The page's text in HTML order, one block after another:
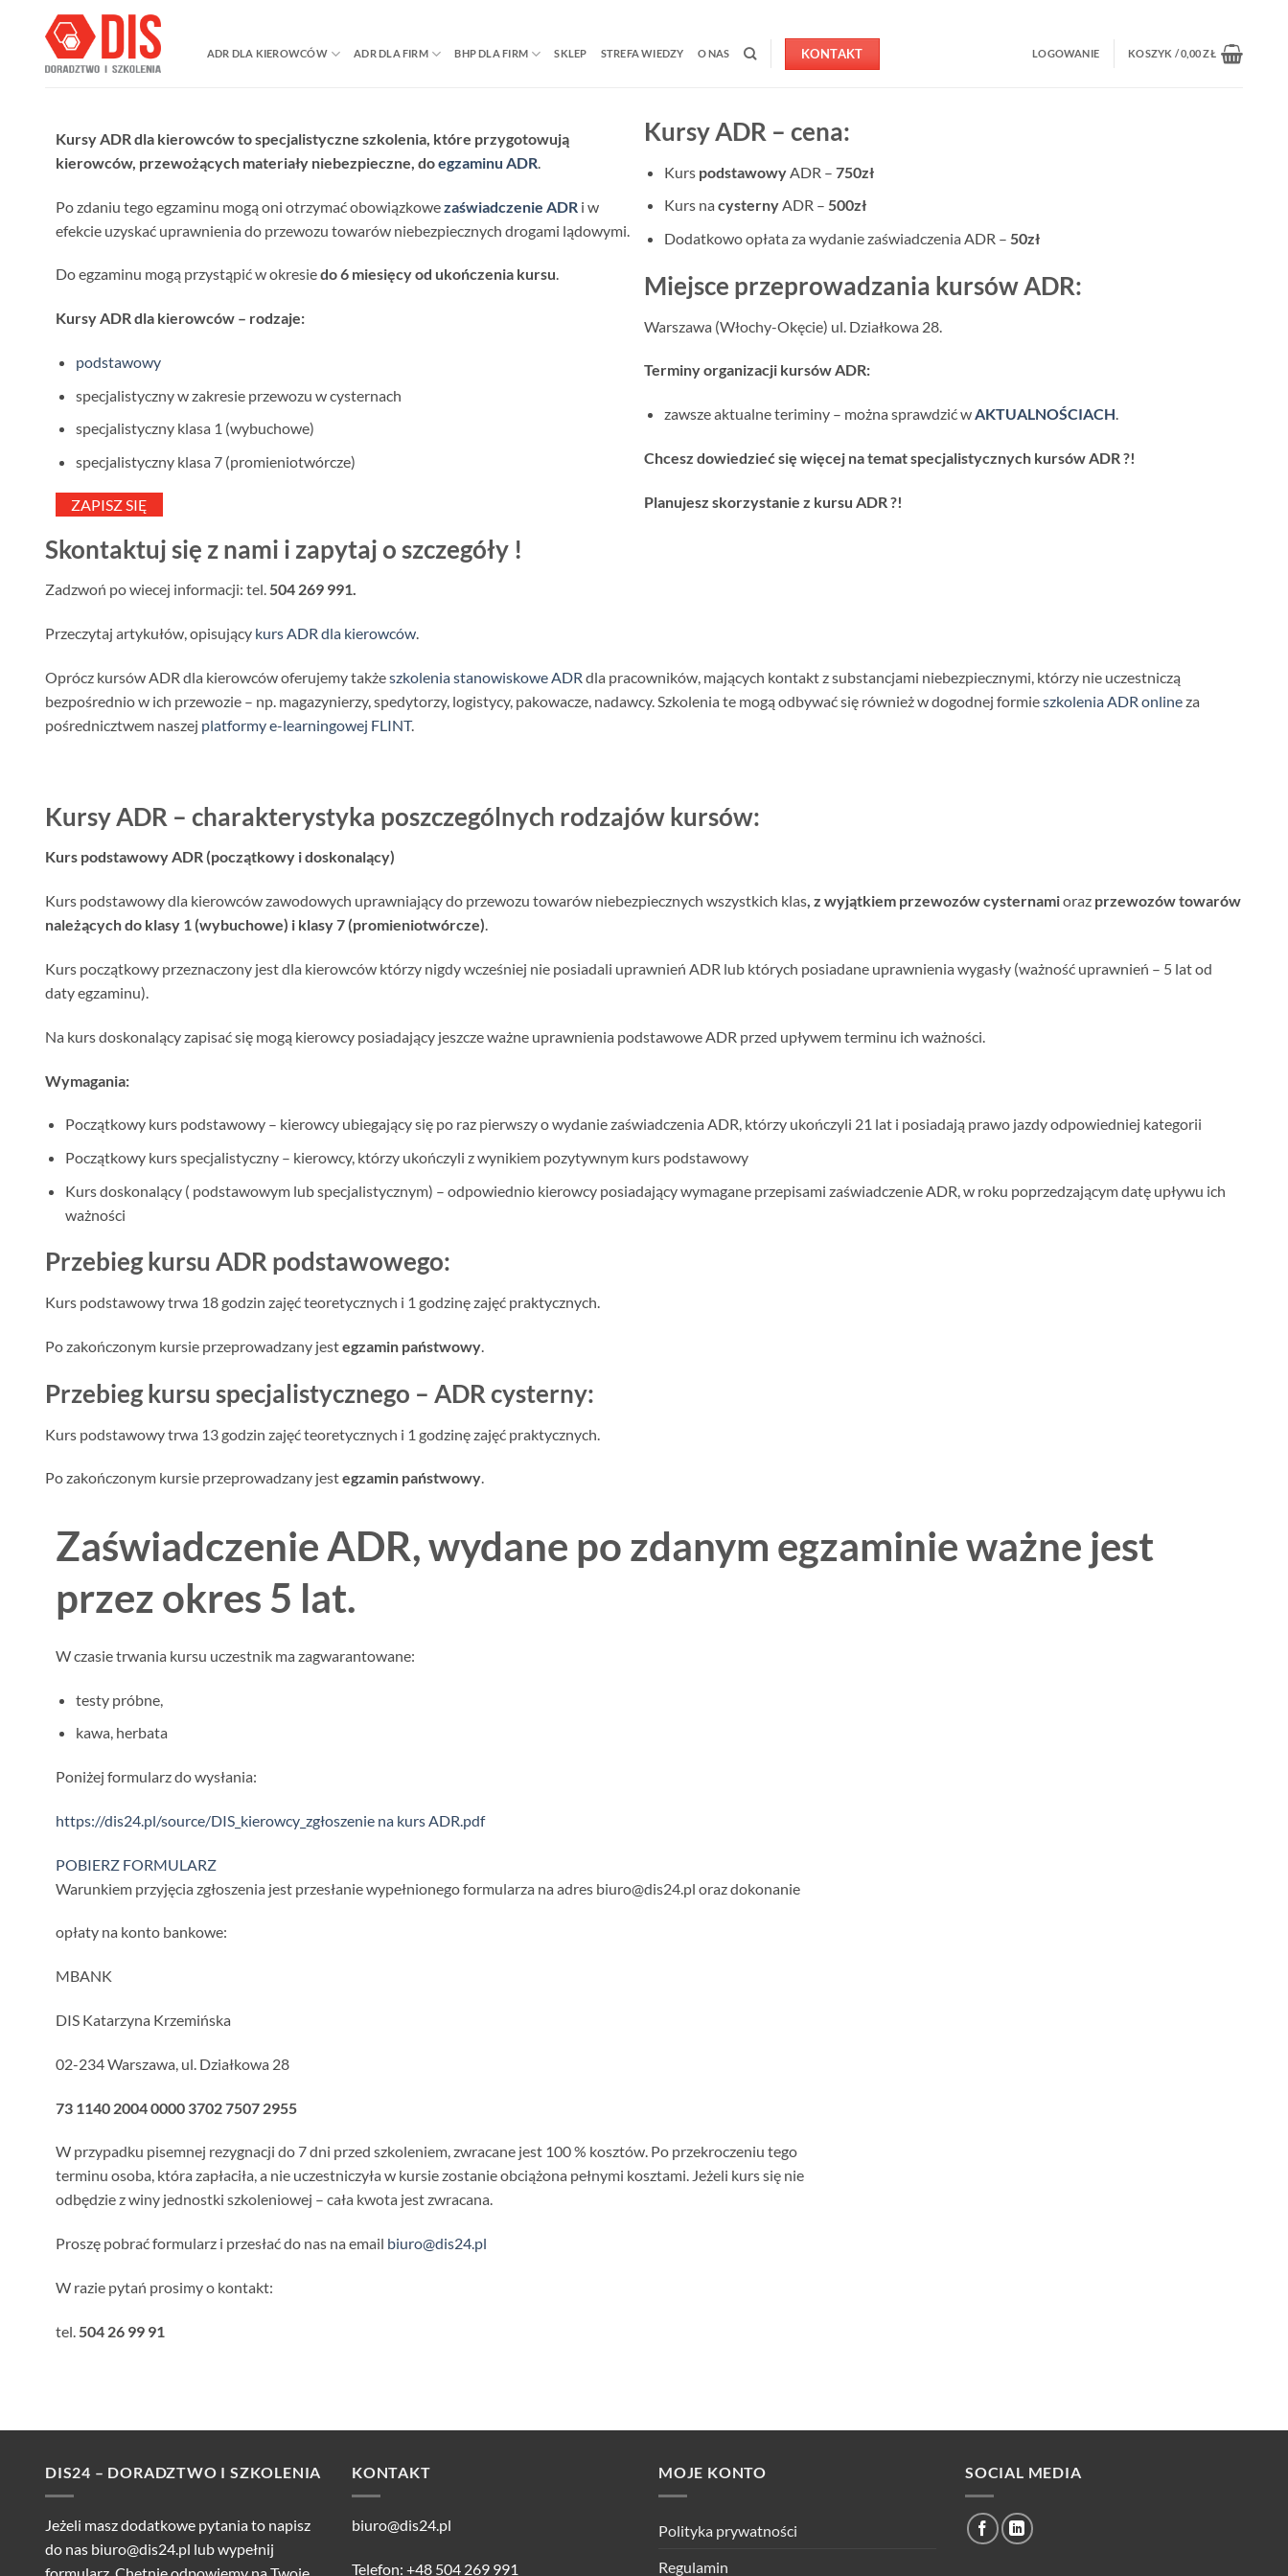
zawartości
ADR DLA KIEROWCÓW ADR DLA FIRM BHP DLA FIRM SKLEP STREFA WIEDZY O NAS KONTAKT LOGOWANIE KOSZYK /0,00ZŁ
Kursy ADR dla kierowców to specjalistyczne szkolenia, które przygotowują
kierowców, przewożących materiały niebezpieczne, doegzaminu ADR.
Po zdaniu tego egzaminu mogą oni otrzymać obowiązkowezaświadczenie ADRi w
efekcie uzyskać uprawnienia do przewozu towarów niebezpiecznych drogami lądowymi.
Do egzaminu mogą przystąpić w okresiedo 6 miesięcy od ukończenia kursu.
Kursy ADR dla kierowców – rodzaje:
podstawowy
specjalistyczny w zakresie przewozu w cysternach
specjalistyczny klasa 1 (wybuchowe)
specjalistyczny klasa 7 (promieniotwórcze)
ZAPISZ SIĘ
Kursy ADR – cena:
Kurs podstawowyADR – 750zł
Kurs na cysternyADR – 500zł
Dodatkowo opłata za wydanie zaświadczenia ADR – 50zł
Miejsce przeprowadzania kursów ADR:
Warszawa (Włochy-Okęcie) ul. Działkowa 28.
Terminy organizacji kursów ADR:
zawsze aktualne teriminy – można sprawdzić wAKTUALNOŚCIACH.
Chcesz dowiedzieć się więcej na temat specjalistycznych kursów ADR ?!
Planujesz skorzystanie z kursu ADR ?!
Skontaktuj się z nami i zapytaj o szczegóły !
Zadzwoń po wiecej informacji: tel.504 269 991.
Przeczytaj artykułów, opisujący kurs ADR dla kierowców.
Oprócz kursów ADR dla kierowców oferujemy takżeszkolenia stanowiskowe ADR dla pracowników, mających kontakt z substancjami niebezpiecznymi, którzy nie uczestniczą
bezpośrednio w ich przewozie – np. magazynierzy, spedytorzy, logistycy, pakowacze, nadawcy. Szkolenia te mogą odbywać się również w dogodnej formieszkolenia ADR onlineza
pośrednicztwem naszej platformy e-learningowej FLINT.
Kursy ADR – charakterystyka poszczególnych rodzajów kursów:
Kurs podstawowy ADR (początkowy i doskonalący)
Kurs podstawowy dla kierowców zawodowych uprawniający do przewozu towarów niebezpiecznych wszystkich klas, z wyjątkiem przewozów cysternamioraz przewozów towarów
należących do klasy 1 (wybuchowe) i klasy 7 (promieniotwórcze).
Kurs początkowy przeznaczony jest dla kierowców którzy nigdy wcześniej nie posiadali uprawnień ADR lub których posiadane uprawnienia wygasły (ważność uprawnień – 5 lat od
daty egzaminu).
Na kurs doskonalący zapisać się mogą kierowcy posiadający jeszcze ważne uprawnienia podstawowe ADR przed upływem terminu ich ważności.
Wymagania:
Początkowy kurs podstawowy – kierowcy ubiegający się po raz pierwszy o wydanie zaświadczenia ADR, którzy ukończyli 21 lat i posiadają prawo jazdy odpowiedniej kategorii
Początkowy kurs specjalistyczny – kierowcy, którzy ukończyli z wynikiem pozytywnym kurs podstawowy
Kurs doskonalący ( podstawowym lub specjalistycznym) – odpowiednio kierowcy posiadający wymagane przepisami zaświadczenie ADR, w roku poprzedzającym datę upływu ich
ważności
Przebieg kursu ADR podstawowego:
Kurs podstawowy trwa 18 godzin zajęć teoretycznych i 1 godzinę zajęć praktycznych.
Po zakończonym kursie przeprowadzany jestegzamin państwowy.
Przebieg kursu specjalistycznego – ADR cysterny:
Kurs podstawowy trwa 13 godzin zajęć teoretycznych i 1 godzinę zajęć praktycznych.
Po zakończonym kursie przeprowadzany jestegzamin państwowy.
Zaświadczenie ADR, wydane po zdanym egzaminieważne jest
przez okres 5 lat.
W czasie trwania kursu uczestnik ma zagwarantowane:
testy próbne,
kawa, herbata
Poniżej formularz do wysłania:
https://dis24.pl/source/DIS_kierowcy_zgłoszenie na kurs ADR.pdf
POBIERZ FORMULARZ
Warunkiem przyjęcia zgłoszenia jest przesłanie wypełnionego formularza na adres biuro@dis24.pl oraz dokonanie
opłaty na konto bankowe:
MBANK
DIS Katarzyna Krzemińska
02-234 Warszawa, ul. Działkowa 28
73 1140 2004 0000 3702 7507 2955
W przypadku pisemnej rezygnacji do 7 dni przed szkoleniem, zwracane jest 100 % kosztów. Po przekroczeniu tego
terminu osoba, która zapłaciła, a nie uczestniczyła w kursie zostanie obciążona pełnymi kosztami. Jeżeli kurs się nie
odbędzie z winy jednostki szkoleniowej – cała kwota jest zwracana.
Proszę pobrać formularz i przesłać do nas na email biuro@dis24.pl
W razie pytań prosimy o kontakt:
tel. 504 26 99 91
DIS24 – DORADZTWO I SZKOLENIA
Jeżeli masz dodatkowe pytania to napisz
do nas biuro@dis24.pl lub wypełnij
KONTAKT
biuro@dis24.pl
Telefon: +48 504 269 991
MOJE KONTO
Polityka prywatności
Regulamin
SOCIAL MEDIA